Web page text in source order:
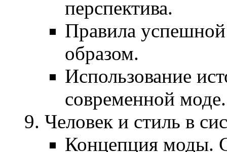
перспектива.
Правила
образом.
Использование
современной моде.
Человек и стиль в
Концепция моды.